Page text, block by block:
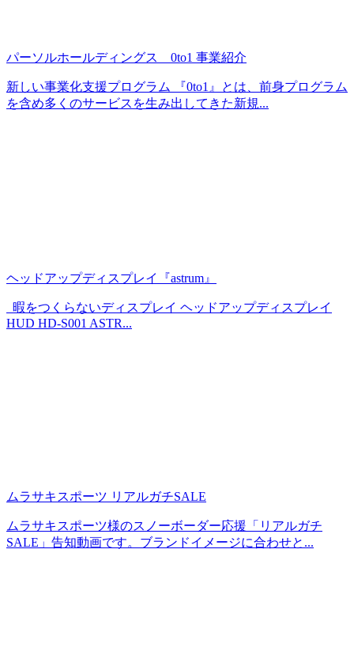
パーソルホールディングス 0to1 事業紹介
新しい事業化支援プログラム 『0to1』とは、前身プログラム
を含め多くのサービスを生み出してきた新規...
ヘッドアップディスプレイ『astrum』
暇をつくらないディスプレイ ヘッドアップディスプレイ
HUD HD-S001 ASTR...
ムラサキスポーツ リアルガチSALE
ムラサキスポーツ様のスノーボーダー応援「リアルガチ
SALE」告知動画です。ブランドイメージに合わせと...